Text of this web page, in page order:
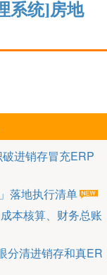
系统]房地
进销存冒充ERP
落地执行清单
本核算、财务总账
分清进销存和真ER